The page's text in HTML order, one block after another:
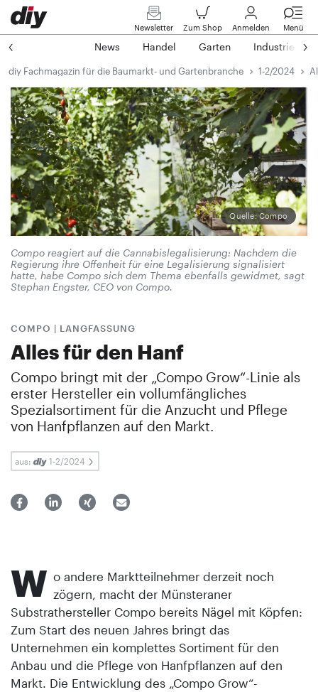
Newsletter Zum Shop Anmelden Menü
News Handel Garten Industrie
diy Fachmagazin für die Baumarkt- und Gartenbranche 1-2/2024
Quelle: Compo
Compo reagiert auf die Cannabislegalisierung: Nachdem die
Regierung ihre Offenheit für eine Legalisierung signalisiert
hatte, habe Compo sich dem Thema ebenfalls gewidmet, sagt
Stephan Engster, CEO von Compo.
COMPO | LANGFASSUNG
Alles für den Hanf
Compo bringt mit der „Compo Grow“-Linie als
erster Hersteller ein vollumfängliches
Spezialsortiment für die Anzucht und Pflege
von Hanfpflanzen auf den Markt.
aus: 1-2/2024
W o andere Marktteilnehmer derzeit noch
zögern, macht der Münsteraner
Substrathersteller Compo bereits Nägel mit Köpfen:
Zum Start des neuen Jahres bringt das
Unternehmen ein komplettes Sortiment für den
Anbau und die Pflege von Hanfpflanzen auf den
Markt. Die Entwicklung des „Compo Grow“-